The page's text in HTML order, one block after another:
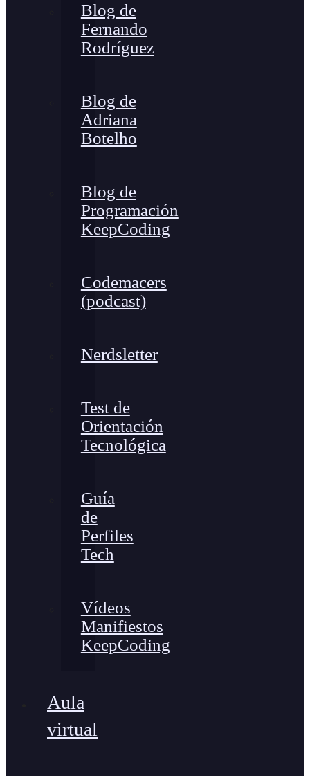
Blog de
Fernando
Rodríguez
Blog de
Adriana
Botelho
Blog de
Programación
KeepCoding
Codemacers
(podcast)
Nerdsletter
Test de
Orientación
Tecnológica
Guía
de
Perfiles
Tech
Vídeos
Manifiestos
KeepCoding
Aula
virtual